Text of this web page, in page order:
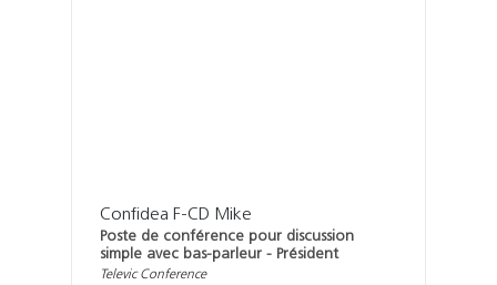
Confidea F-CD Mike
Poste de conférence pour discussion
simple avec bas-parleur - Président
Televic Conference